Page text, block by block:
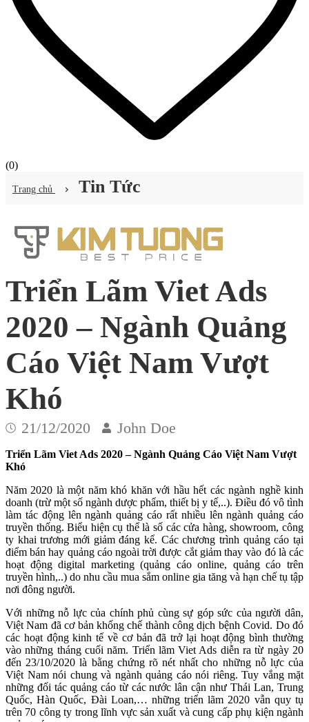
(0)
Trang chủ Tin Tức
Triển Lãm Viet Ads
2020 – Ngành Quảng
Cáo Việt Nam Vượt
Khó
21/12/2020 John Doe
Triển Lãm Viet Ads 2020 – Ngành Quảng Cáo Việt Nam Vượt
Khó
Năm 2020 là một năm khó khăn với hầu hết các ngành nghề kinh
doanh (trừ một số ngành dược phẩm, thiết bị y tế,..). Điều đó vô tình
làm tác động lên ngành quảng cáo rất nhiều lên ngành quảng cáo
truyền thống. Biểu hiện cụ thể là số các cửa hàng, showroom, công
ty khai trương mới giảm đáng kể. Các chương trình quảng cáo tại
điểm bán hay quảng cáo ngoài trời được cắt giảm thay vào đó là các
hoạt động digital marketing (quảng cáo online, quảng cáo trên
truyền hình,..) do nhu cầu mua sắm online gia tăng và hạn chế tụ tập
nơi đông người.
Với những nỗ lực của chính phủ cùng sự góp sức của người dân,
Việt Nam đã cơ bản khống chế thành công dịch bệnh Covid. Do đó
các hoạt động kinh tế về cơ bản đã trở lại hoạt động bình thường
vào những tháng cuối năm. Triển lãm Viet Ads diễn ra từ ngày 20
đến 23/10/2020 là bằng chứng rõ nét nhất cho những nỗ lực của
Việt Nam nói chung và ngành quảng cáo nói riêng. Tuy vắng mặt
những đối tác quảng cáo từ các nước lân cận như Thái Lan, Trung
Quốc, Hàn Quốc, Đài Loan,… những triển lãm 2020 vẫn quy tụ
trên 70 công ty trong lĩnh vực sản xuất và cung cấp phụ kiện ngành